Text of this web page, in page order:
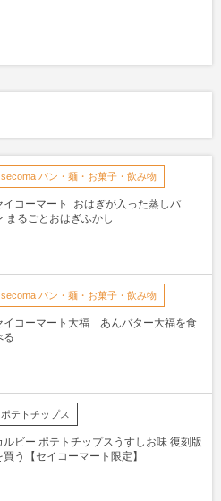
secoma パン・麺・お菓子・飲み物
イコーマート おはぎが入った蒸しパ
まるごとおはぎふかし
secoma パン・麺・お菓子・飲み物
イコーマート大福 あんバター大福を食
る
ポテトチップス
ルビー ポテトチップスうすしお味 復刻版
買う【セイコーマート限定】